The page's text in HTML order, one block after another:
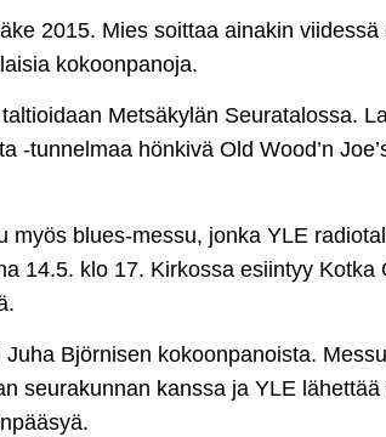
2015. Mies soittaa ainakin viidessä
kokoonpanoja.
Metsäkylän Seuratalossa.
-tunnelmaa hönkivä Old Wood’n
myös blues-messu, jonka YLE
14.5. klo 17. Kirkossa esiintyy Kotka
Björnisen kokoonpanoista. Messu
seurakunnan kanssa ja YLE lähettää